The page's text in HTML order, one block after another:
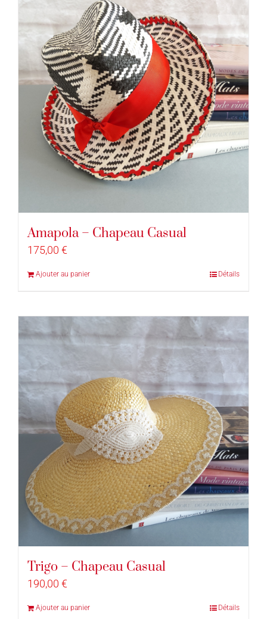
Amapola – Chapeau Casual
175,00 €
Ajouter au panier Détails
Trigo – Chapeau Casual
190,00 €
Ajouter au panier Détails